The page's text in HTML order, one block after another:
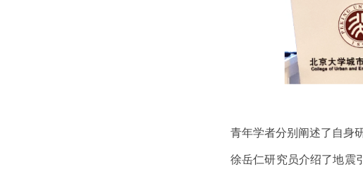
青年学者分别阐述了自身
徐岳仁研究员介绍了地震